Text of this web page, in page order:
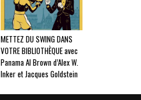
METTEZ DU SWING DANS
VOTRE BIBLIOTHÈQUE avec
Panama Al Brown d’Alex W.
Inker et Jacques Goldstein